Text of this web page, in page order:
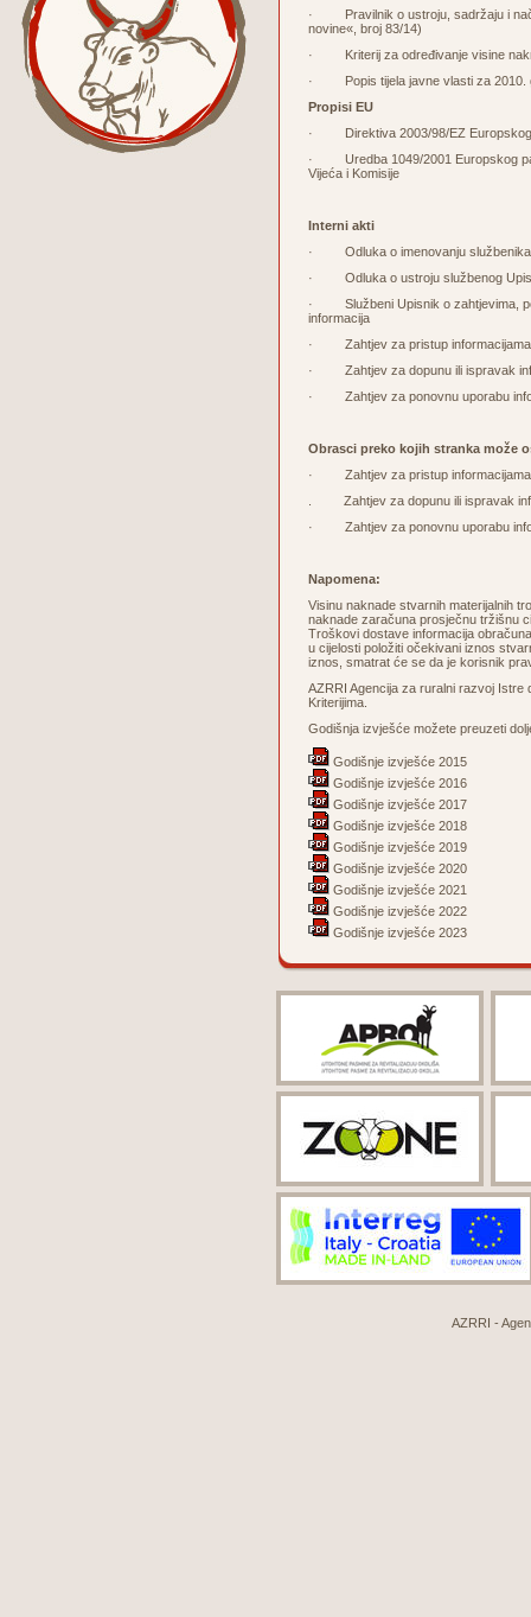
· Pravilnik o ustroju, sadržaju i
novine«, broj 83/14)
· Kriterij za određivanje visine
· Popis tijela javne vlasti za 2010.
Propisi EU
· Direktiva 2003/98/EZ Europskog
· Uredba 1049/2001 Europskog
Vijeća i Komisije
Interni akti
· Odluka o imenovanju službenika
· Odluka o ustroju službenog
· Službeni Upisnik o zahtjevima,
informacija
· Zahtjev za pristup informacijama
· Zahtjev za dopunu ili ispravak
· Zahtjev za ponovnu uporabu
Obrasci preko kojih stranka može
· Zahtjev za pristup
. Zahtjev za dopunu ili ispravak
· Zahtjev za ponovnu uporabu
Napomena:
Visinu naknade stvarnih materijalnih
naknade zaračuna prosječnu tržišnu
Troškovi dostave informacija
u cijelosti položiti očekivani iznos
iznos, smatrat će se da je korisnik
AZRRI Agencija za ruralni razvoj Istre
Kriterijima.
Godišnja izvješće možete preuzeti
Godišnje izvješće 2015
Godišnje izvješće 2016
Godišnje izvješće 2017
Godišnje izvješće 2018
Godišnje izvješće 2019
Godišnje izvješće 2020
Godišnje izvješće 2021
Godišnje izvješće 2022
Godišnje izvješće 2023
AZRRI -